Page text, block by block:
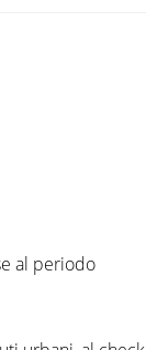
al periodo